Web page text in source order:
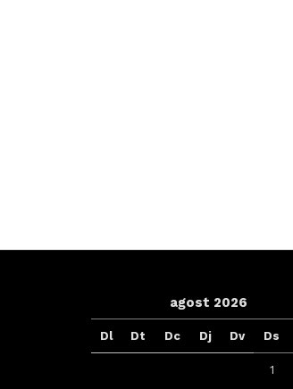
agost 2026
Dl Dt Dc Dj Dv Ds
1